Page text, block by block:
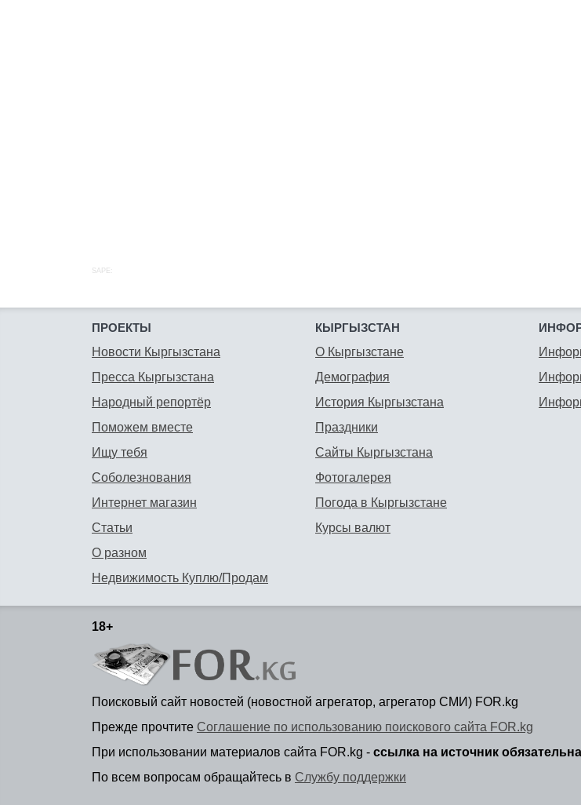
SAPE:
ПРОЕКТЫ
Новости Кыргызстана
Пресса Кыргызстана
Народный репортёр
Поможем вместе
Ищу тебя
Соболезнования
Интернет магазин
Статьи
О разном
Недвижимость Куплю/Продам
КЫРГЫЗСТАН
О Кыргызстане
Демография
История Кыргызстана
Праздники
Сайты Кыргызстана
Фотогалерея
Погода в Кыргызстане
Курсы валют
18+
Поисковый сайт новостей (новостной агрегатор, агрегатор СМИ) FOR.kg
Прежде прочтите Соглашение по использованию поискового сайта FOR.kg
При использовании материалов сайта FOR.kg - ссылка на источник обязательна
По всем вопросам обращайтесь в Службу поддержки